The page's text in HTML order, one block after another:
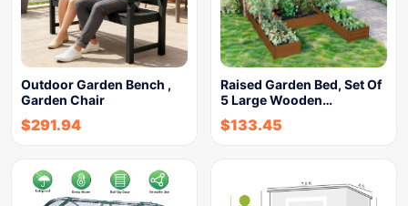
Outdoor Garden Bench ,
Garden Chair
$291.94
Raised Garden Bed, Set Of
5 Large Wooden…
$133.45